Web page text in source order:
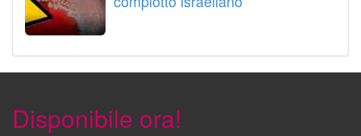
Disponibile ora!